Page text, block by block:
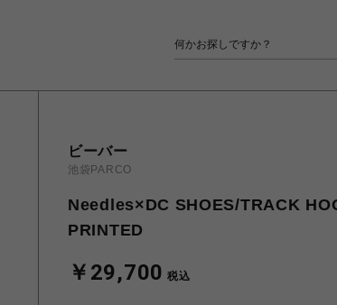
ビーバー
池袋PARCO
Needles×DC SHOES/TRACK
PRINTED
￥29,700 税込